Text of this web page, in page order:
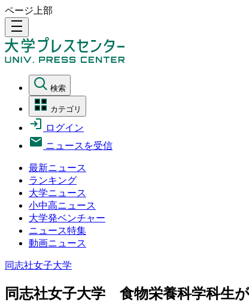
ページ上部
density_medium
検索
カテゴリ
ログイン
ニュースを受信
最新ニュース
ランキング
大学ニュース
小中高ニュース
大学発ベンチャー
ニュース特集
動画ニュース
同志社女子大学
同志社女子大学 食物栄養科学科生